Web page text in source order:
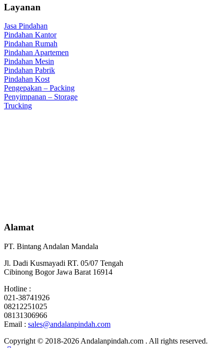
Layanan
Jasa Pindahan
Pindahan Kantor
Pindahan Rumah
Pindahan Apartemen
Pindahan Mesin
Pindahan Pabrik
Pindahan Kost
Pengepakan – Packing
Penyimpanan – Storage
Trucking
Alamat
PT. Bintang Andalan Mandala
Jl. Dadi Kusmayadi RT. 05/07 Tengah
Cibinong Bogor Jawa Barat 16914
Hotline :
021-38741926
08212251025
08131306966
Email : sales@andalanpindah.com
Copyright © 2018-2026 Andalanpindah.com . All rights reserved.